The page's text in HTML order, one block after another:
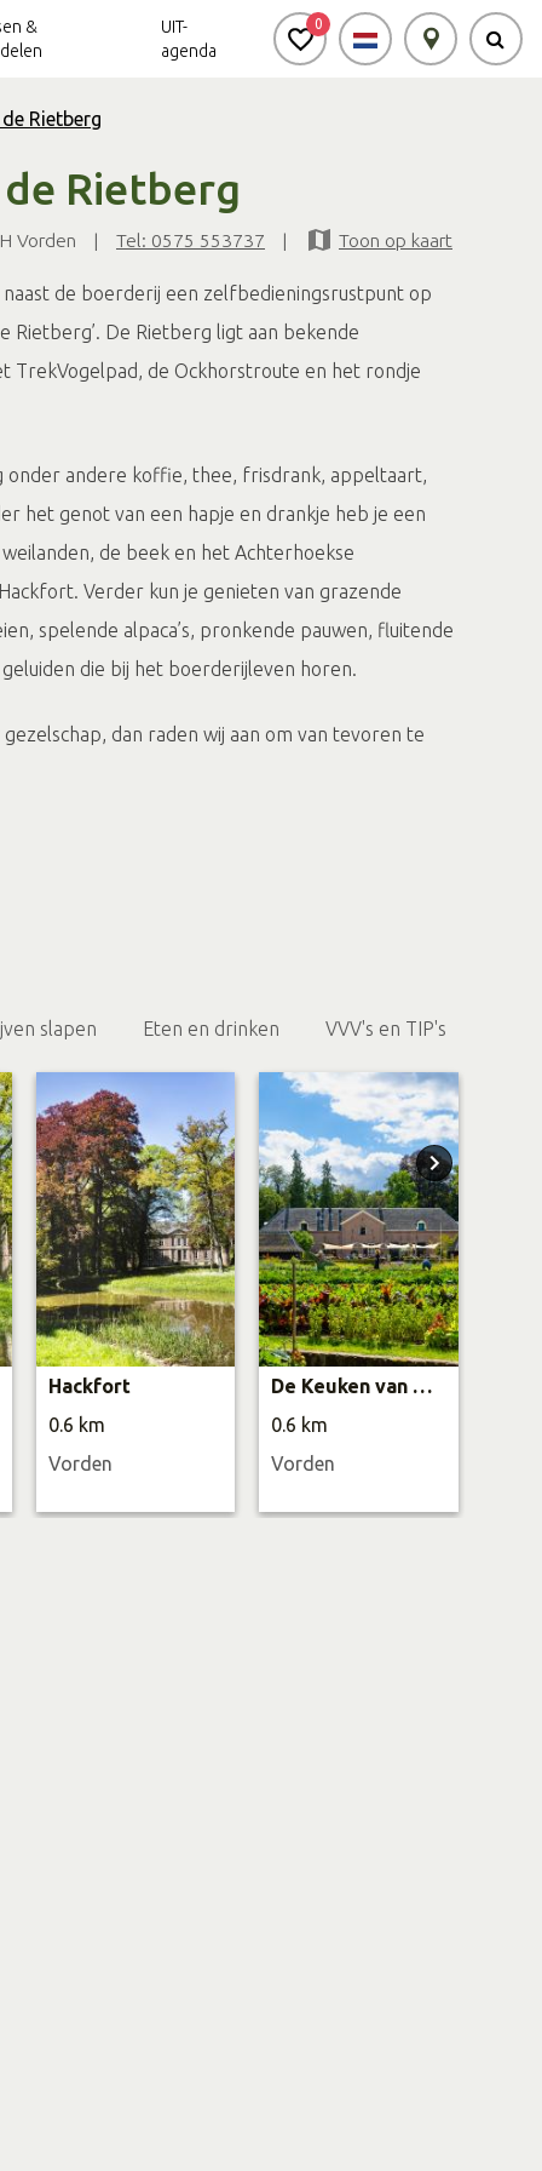
Vrijheid in de
Achterhoek
Achterhoek Routes
app
Meldpunt Routes
&
Ode aan het
Landschap
UIT-
agenda
0
Rietberg
Rietberg
Vorden | Tel: 0575 553737 | Toon op kaart
naast de boerderij een zelfbedieningsrustpunt op
Rietberg’. De Rietberg ligt aan bekende
TrekVogelpad, de Ockhorstroute en het rondje
onder andere koffie, thee, frisdrank, appeltaart,
het genot van een hapje en drankje heb je een
de beek en het Achterhoekse
Verder kun je genieten van grazende
spelende alpaca’s, pronkende pauwen, fluitende
die bij het boerderijleven horen.
dan raden wij aan om van tevoren te
van bent dat er iets lekkers bij de koffie is.
verbouwd tot een gezellige binnenruimte
en iets kunt drinken. Op het erf is
kinderen, zoals een trampoline en traptrekkers.
slapen Eten en drinken VVV's en TIP's
Hackfort
0.6 km
Vorden
De Keuken van Hackfort
0.6 km
Vorden